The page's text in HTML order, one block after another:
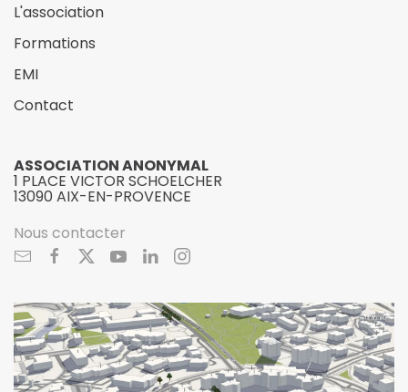
L'association
Formations
EMI
Contact
ASSOCIATION ANONYMAL
1 PLACE VICTOR SCHOELCHER
13090 AIX-EN-PROVENCE
Nous contacter